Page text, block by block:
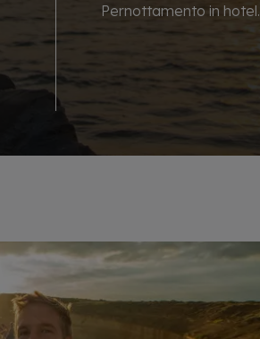
Pernottamento in hotel.